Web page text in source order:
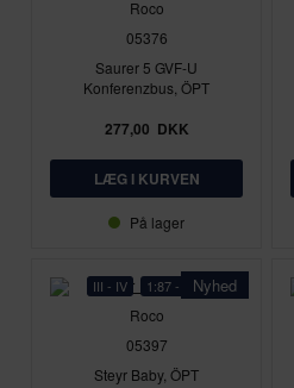
Roco
05376
Saurer 5 GVF-U
Konferenzbus, ÖPT
277,00 DKK
På lager
Nyhed
III - IV 1:87 - H0
Roco
05397
Steyr Baby, ÖPT